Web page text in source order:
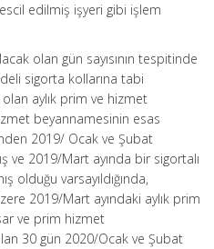
edilmiş işyeri gibi işlem
olan gün sayısının tespitinde
sigorta kollarına tabi
aylık prim ve hizmet
beyannamesinin esas
2019/ Ocak ve Şubat
ve 2019/Mart ayında bir sigortalı
olduğu varsayıldığında,
2019/Mart ayındaki aylık prim
ve prim hizmet
30 gün 2020/Ocak ve Şubat